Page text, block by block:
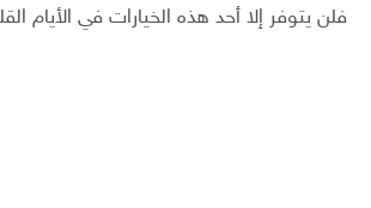
فلن يتوفر إلا أحد هذه الخيارات في الأيام